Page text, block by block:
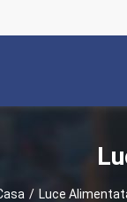
/ Luce